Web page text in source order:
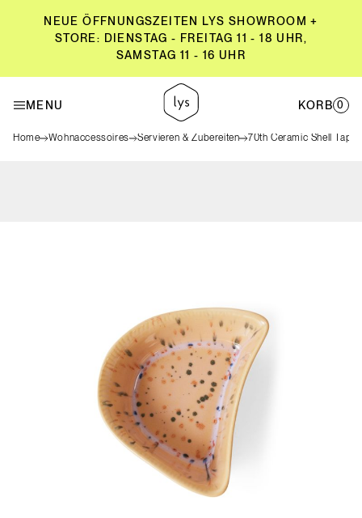
NEUE ÖFFNUNGSZEITEN LYS SHOWROOM +
STORE: DIENSTAG - FREITAG 11 - 18 UHR,
SAMSTAG 11 - 16 UHR
MENU KORB 0
STORE: DIENSTAG - FREITAG 11 - 18 UHR,
SAMSTAG 11 - 16 UHR
Home Wohnaccessoires Servieren & Zubereiten 70th Ceramic Shell